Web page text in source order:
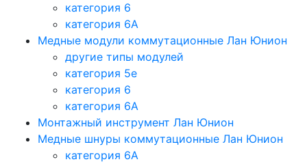
категория 6
категория 6A
Медные модули коммутационные Лан Юнион
другие типы модулей
категория 5е
категория 6
категория 6A
Монтажный инструмент Лан Юнион
Медные шнуры коммутационные Лан Юнион
категория 6A